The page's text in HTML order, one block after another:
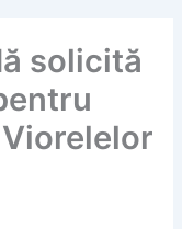
solicită